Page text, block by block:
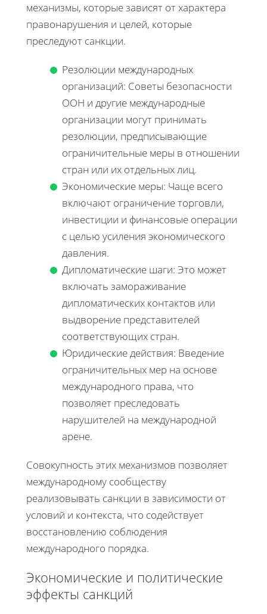
механизмы, которые зависят от характера
правонарушения и целей, которые
преследуют санкции.
Резолюции международных
организаций: Советы безопасности
ООН и другие международные
организации могут принимать
резолюции, предписывающие
ограничительные меры в отношении
стран или их отдельных лиц.
Экономические меры: Чаще всего
включают ограничение торговли,
инвестиции и финансовые операции
с целью усиления экономического
давления.
Дипломатические шаги: Это может
включать замораживание
дипломатических контактов или
выдворение представителей
соответствующих стран.
Юридические действия: Введение
ограничительных мер на основе
международного права, что
позволяет преследовать
нарушителей на международной
арене.
Совокупность этих механизмов позволяет
международному сообществу
реализовывать санкции в зависимости от
условий и контекста, что содействует
восстановлению соблюдения
международного порядка.
Экономические и политические
эффекты санкций